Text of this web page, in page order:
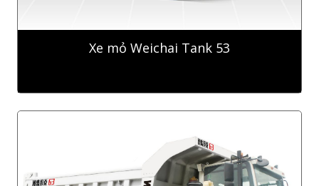
Xe mỏ Weichai Tank 53